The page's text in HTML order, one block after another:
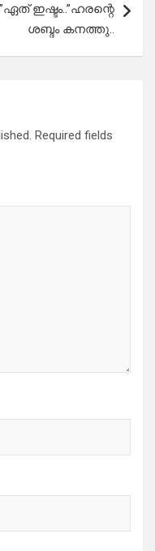
ഇഷ്ടം..”ഹരന്റെ
ശബ്ദം കനത്തു..
Required fields